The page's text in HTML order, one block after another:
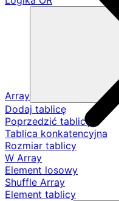
Array
Dodaj tablicę
Poprzedzić tablicę
Tablica konkatencyjna
Rozmiar tablicy
W Array
Element losowy
Shuffle Array
Element tablicy